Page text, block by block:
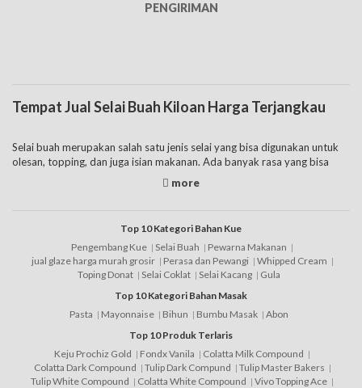
PENGIRIMAN
Tempat Jual Selai Buah Kiloan Harga Terjangkau
Selai buah merupakan salah satu jenis selai yang bisa digunakan untuk
olesan, topping, dan juga isian makanan. Ada banyak rasa yang bisa
dipilih sesuai selera dan kebutuhan mulai dari selai pisang, selai mangga,
selai nanas
Pada selai dan jenis lainnya mempunyai kandungan gula. Sehingga
hindari untuk mengonsumsinya dalam jumlah yang banyak. Bagi yang
dengan kandungan rendah gula. Jenis tersebut mempunyai cara
membuat selai buah dengan proses pembuatan selai yang lebih alami
dan rendah gula. Sehingga bagi yang sedang diet tetapi bisa
menggunakan selai agar roti lebih enak. Akan tetapi jenis ini tentunya
mempunyai harga selai buah yang lebih mahal dibandingkan selai buah
buahan yang ditawarkan di pasaran pada umumnya.
Top 10 Kategori Bahan Kue
Pengembang Kue
Selai Buah
Pewarna Makanan
jual glaze harga murah grosir
Perasa dan Pewangi
Whipped Cream
Toping Donat
Selai Coklat Selai Kacang
Gula
Top 10 Kategori Bahan Masak
Pasta
Mayonnaise Bihun Bumbu Masak
Abon
Top 10 Produk Terlaris
Keju Prochiz Gold
Fondx Vanila
Colatta Milk Compound
Colatta Dark Compound
Tulip Dark Compund
Tulip Master Bakers
Tulip White Compound
Colatta White Compound Vivo Topping Ace